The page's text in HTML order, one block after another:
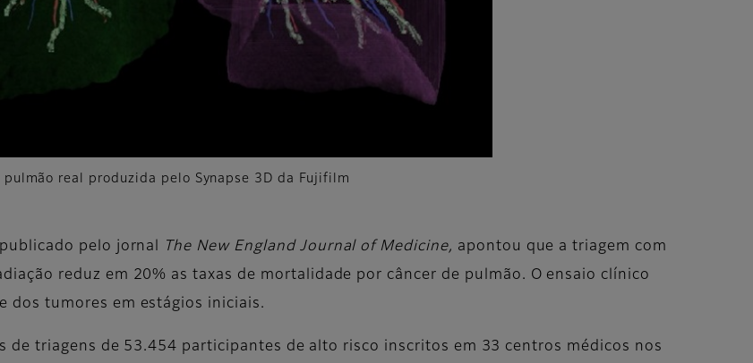
real produzida pelo Synapse 3D da Fujifilm
pelo jornal The New England Journal of Medicine, apontou que a triagem com
reduz em 20% as taxas de mortalidade por câncer de pulmão. O ensaio clínico
dos tumores em estágios iniciais.
de triagens de 53.454 participantes de alto risco inscritos em 33 centros médicos nos